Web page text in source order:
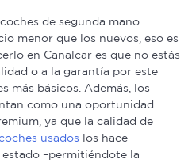
de segunda mano
menor que los nuevos, eso es
en Canalcar es que no estás
o a la garantía por este
más básicos. Además, los
como una oportunidad
ya que la calidad de
usados los hace
–permitiéndote la